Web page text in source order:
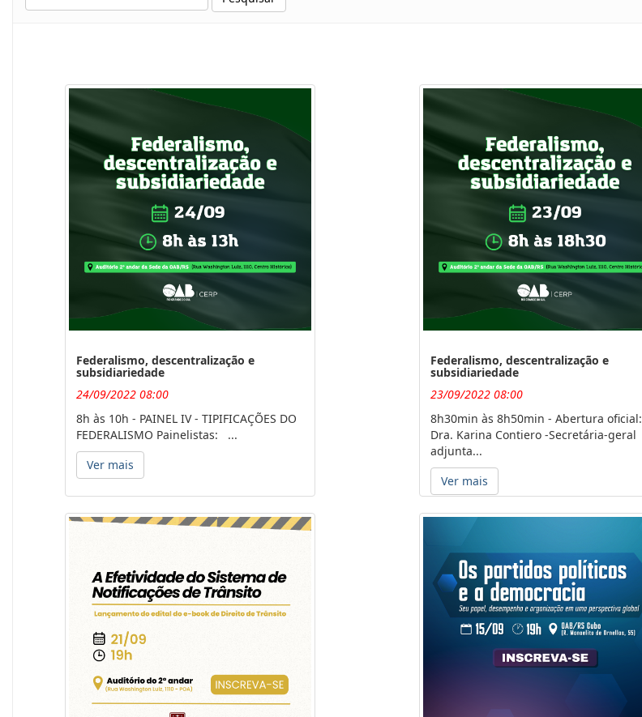
Federalismo, descentralização e
subsidiariedade
24/09/2022 08:00
8h às 10h - PAINEL IV - TIPIFICAÇÕES DO
FEDERALISMO Painelistas: ...
Ver mais
Federalismo, descentralização e
subsidiariedade
23/09/2022 08:00
8h30min às 8h50min - Abertura oficial:
Dra. Karina Contiero -Secretária-geral
adjunta...
Ver mais